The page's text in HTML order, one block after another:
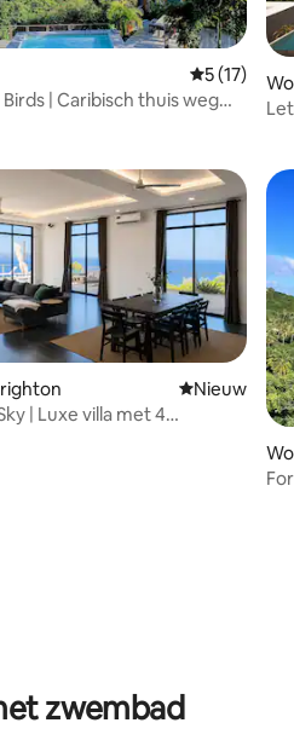
van 4 uit 5, 4 recensies
5 (17)
| Caribisch thuis weg
van 4,9 uit 5, 10 recensies
Nieuwe
Nieuw
| Luxe villa met 4
zwembad